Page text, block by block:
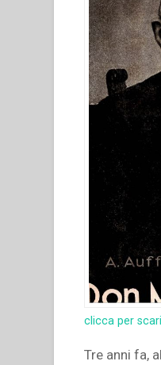
clicca per
Tre anni fa,